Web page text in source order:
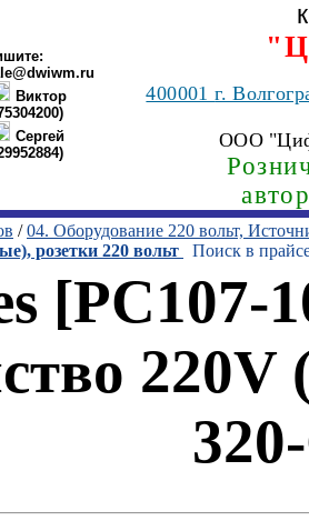
Виктор
Сергей
400001г.
ООО
/04. Оборудование 220 вольт,
розетки 220 вольт
Поиск в
[PC107-